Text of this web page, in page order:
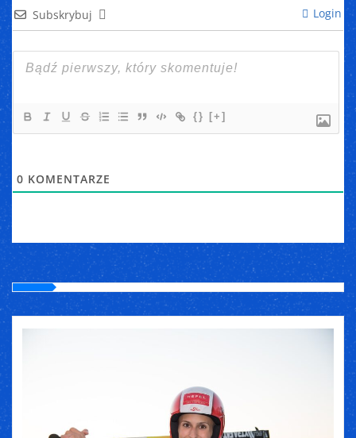
Subskrybuj Login
{} [+]
0 KOMENTARZE